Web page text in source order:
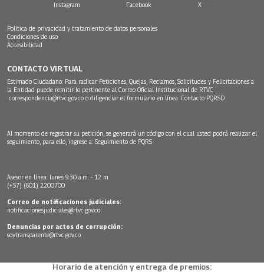
Instagram Facebook X
Política de privacidad y tratamiento de datos personales
Condiciones de uso
Accesibilidad
CONTACTO VIRTUAL
Estimado Ciudadano: Para radicar Peticiones, Quejas, Reclamos, Solicitudes y Felicitaciones a
la Entidad puede remitir lo pertinente al Correo Oficial Institucional de RTVC
correspondencia@rtvc.gov.co o diligenciar el formulario en línea: Contacto PQRSD.
Al momento de registrar su petición, se generará un código con el cual usted podrá realizar el
seguimiento, para ello, ingrese a: Seguimiento de PQRS
Asesor en línea: lunes 9:30 a.m. - 12 m
(+57) (601) 2200700
Correo de notificaciones judiciales:
notificacionesjudiciales@rtvc.gov.co
Denuncias por actos de corrupción:
soytransparente@rtvc.gov.co
Horario de atención y entrega de premios: